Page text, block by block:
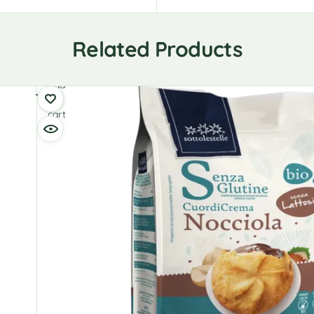
Related Products
Add
to
cart